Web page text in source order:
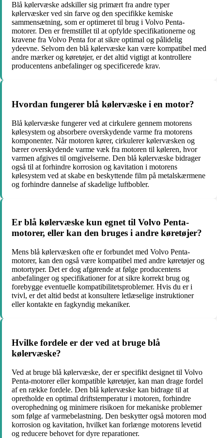
Blå kølervæske adskiller sig primært fra andre typer
kølervæsker ved sin farve og den specifikke kemiske
sammensætning, som er optimeret til brug i Volvo Penta-
motorer. Den er fremstillet til at opfylde specifikationerne og
kravene fra Volvo Penta for at sikre optimal og pålidelig
ydeevne. Selvom den blå kølervæske kan være kompatibel med
andre mærker og køretøjer, er det altid vigtigt at kontrollere
producentens anbefalinger og specificerede krav.
Hvordan fungerer blå kølervæske i en motor?
Blå kølervæske fungerer ved at cirkulere gennem motorens
kølesystem og absorbere overskydende varme fra motorens
komponenter. Når motoren kører, cirkulerer kølervæsken og
bærer overskydende varme væk fra motoren til køleren, hvor
varmen afgives til omgivelserne. Den blå kølervæske bidrager
også til at forhindre korrosion og kavitation i motorens
kølesystem ved at skabe en beskyttende film på metalskærmene
og forhindre dannelse af skadelige luftbobler.
Er blå kølervæske kun egnet til Volvo Penta-
motorer, eller kan den bruges i andre køretøjer?
Mens blå kølervæsken ofte er forbundet med Volvo Penta-
motorer, kan den også være kompatibel med andre køretøjer og
motortyper. Det er dog afgørende at følge producentens
anbefalinger og specifikationer for at sikre korrekt brug og
forebygge eventuelle kompatibilitetsproblemer. Hvis du er i
tvivl, er det altid bedst at konsultere letlæselige instruktioner
eller kontakte en fagkyndig mekaniker.
Hvilke fordele er der ved at bruge blå
kølervæske?
Ved at bruge blå kølervæske, der er specifikt designet til Volvo
Penta-motorer eller kompatible køretøjer, kan man drage fordel
af en række fordele. Den blå kølervæske kan bidrage til at
opretholde en optimal driftstemperatur i motoren, forhindre
overophedning og minimere risikoen for mekaniske problemer
som følge af varmebelastning. Den beskytter også motoren mod
korrosion og kavitation, hvilket kan forlænge motorens levetid
og reducere behovet for dyre reparationer.